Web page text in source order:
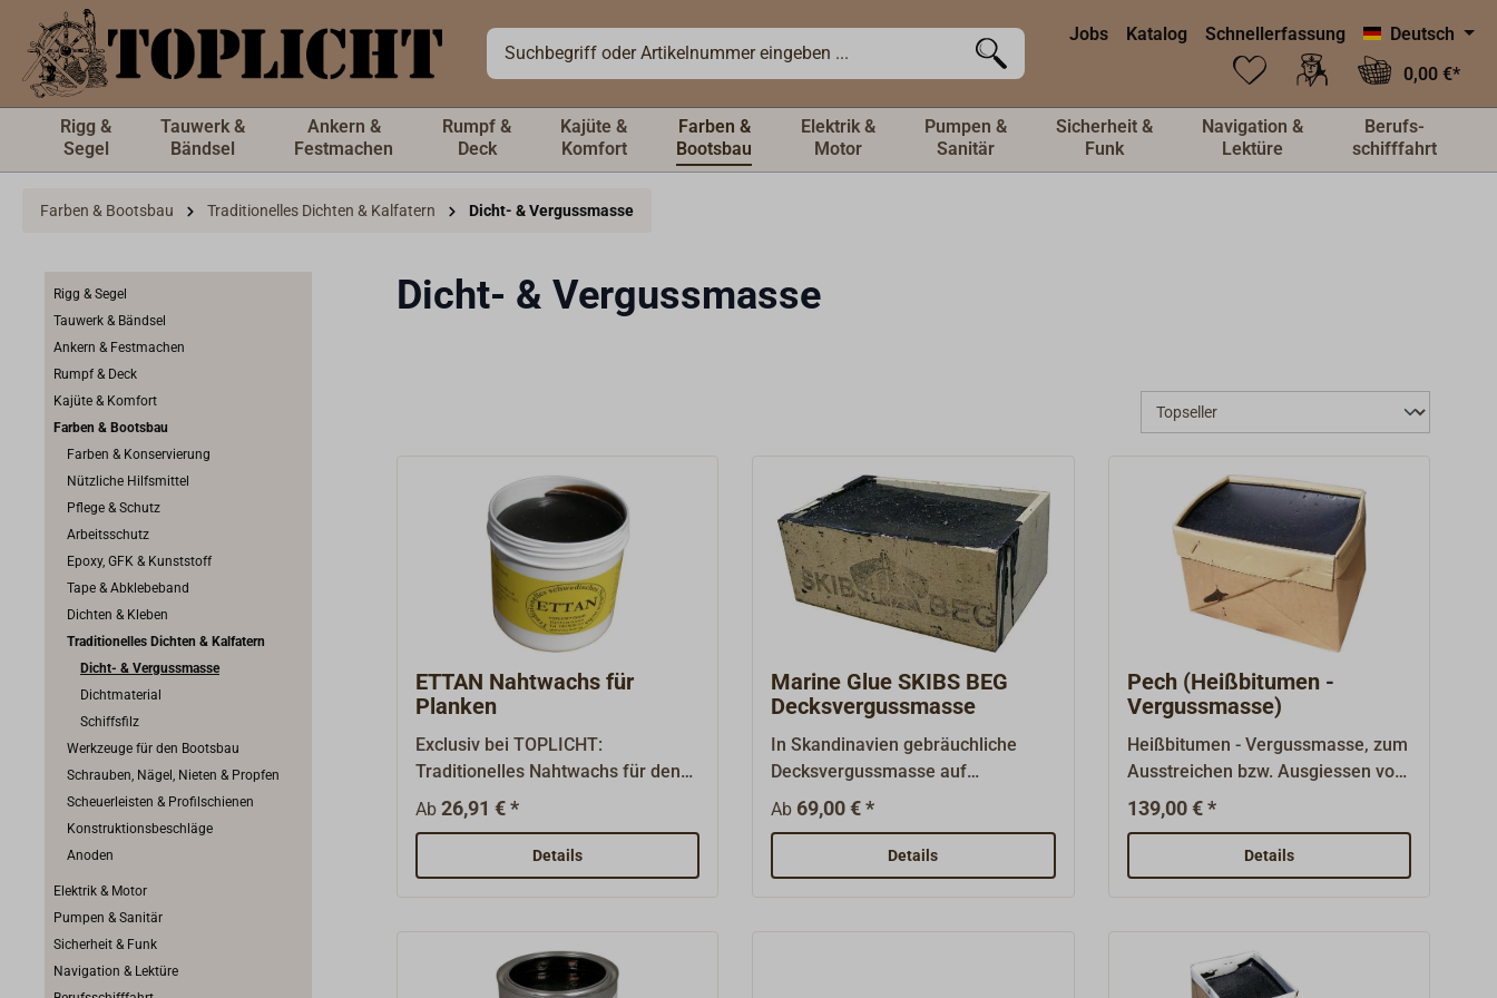
springen Jobs Katalog Schnellerfassung
Deutsch
0,00 €*
Rigg &
Segel
Tauwerk &
Bändsel
Ankern &
Festmachen
Rumpf &
Deck
Kajüte &
Komfort
Farben &
Bootsbau
Elektrik &
Motor
Pumpen &
Sanitär
Sicherheit &
Funk
Navigation &
Lektüre
Berufs-
schifffahrt
Farben & Bootsbau Traditionelles Dichten & Kalfatern Dicht- & Vergussmasse
Rigg & Segel
Tauwerk & Bändsel
Ankern & Festmachen
Rumpf & Deck
Kajüte & Komfort
Farben & Bootsbau
Farben & Konservierung
Nützliche Hilfsmittel
Pflege & Schutz
Arbeitsschutz
Epoxy, GFK & Kunststoff
Tape & Abklebeband
Dichten & Kleben
Traditionelles Dichten & Kalfatern
Dicht- & Vergussmasse
Dichtmaterial
Schiffsfilz
Werkzeuge für den Bootsbau
Schrauben, Nägel, Nieten & Propfen
Scheuerleisten & Profilschienen
Konstruktionsbeschläge
Anoden
Elektrik & Motor
Pumpen & Sanitär
Sicherheit & Funk
Navigation & Lektüre
Dicht- & Vergussmasse
ETTAN Nahtwachs für
Planken
Exclusiv bei TOPLICHT:
Traditionelles Nahtwachs für den
Unterwasserbereich, wie es nicht
nur in Schweden zum
Imprägnieren und Abdichten von
kleinen Lecks und Trockenrissen in
die Risse gedrückt und stellt
dadurch die Dichtigkeit her. Wenn
Ab 26,91 € *
Details
Marine Glue SKIBS BEG
Decksvergussmasse
In Skandinavien gebräuchliche
Decksvergussmasse auf
Bitumenbasis zum Vergießen von
traditionell kalfaterten Decksfugen.
Die Masse muss durch Erhitzen
verflüssigt und mit Pechlöffel
Ab 69,00 € *
Details
Pech (Heißbitumen -
Vergussmasse)
Heißbitumen - Vergussmasse, zum
Ausstreichen bzw. Ausgiessen von
kalfaterten Unterwasser -
Plankenfugen.Die Masse muss
durch Erhitzen (ca. 180° C)
verflüssigt und mit Spachtel, Pinsel
werden. Nicht geeignet für
Decksnähte, da die Masse bei
139,00 € *
Details